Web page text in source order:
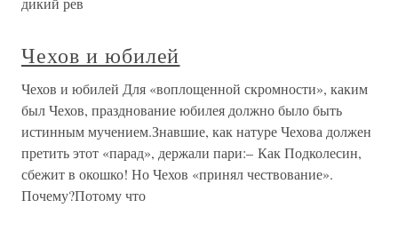
Чехов и юбилей
Чехов и юбилей Для «воплощенной скромности», каким
был Чехов, празднование юбилея должно было быть
истинным мучением.Знавшие, как натуре Чехова должен
претить этот «парад», держали пари:– Как Подколесин,
сбежит в окошко! Но Чехов «принял чествование».
Почему?Потому что